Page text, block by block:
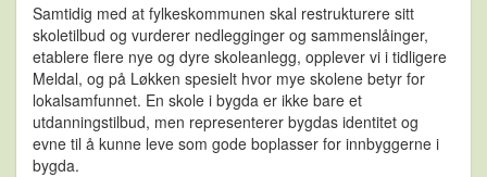
Samtidig med at fylkeskommunen skal restrukturere sitt
skoletilbud og vurderer nedlegginger og sammenslåinger,
etablere flere nye og dyre skoleanlegg, opplever vi i tidligere
Meldal, og på Løkken spesielt hvor mye skolene betyr for
lokalsamfunnet. En skole i bygda er ikke bare et
utdanningstilbud, men representerer bygdas identitet og
evne til å kunne leve som gode boplasser for innbyggerne i
bygda.